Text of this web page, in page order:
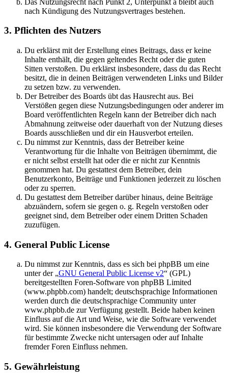
nach Kündigung des Nutzungsvertrages bestehen.
3. Pflichten des Nutzers
Du erklärst mit der Erstellung eines Beitrags, dass er keine
Inhalte enthält, die gegen geltendes Recht oder die guten
Sitten verstoßen. Du erklärst insbesondere, dass du das Recht
besitzt, die in deinen Beiträgen verwendeten Links und Bilder
zu setzen bzw. zu verwenden.
Der Betreiber des Boards übt das Hausrecht aus. Bei
Verstößen gegen diese Nutzungsbedingungen oder anderer im
Board veröffentlichten Regeln kann der Betreiber dich nach
Abmahnung zeitweise oder dauerhaft von der Nutzung dieses
Boards ausschließen und dir ein Hausverbot erteilen.
Du nimmst zur Kenntnis, dass der Betreiber keine
Verantwortung für die Inhalte von Beiträgen übernimmt, die
er nicht selbst erstellt hat oder die er nicht zur Kenntnis
genommen hat. Du gestattest dem Betreiber, dein
Benutzerkonto, Beiträge und Funktionen jederzeit zu löschen
oder zu sperren.
Du gestattest dem Betreiber darüber hinaus, deine Beiträge
abzuändern, sofern sie gegen o. g. Regeln verstoßen oder
geeignet sind, dem Betreiber oder einem Dritten Schaden
zuzufügen.
4. General Public License
Du nimmst zur Kenntnis, dass es sich bei phpBB um eine
unter der „GNU General Public License v2“ (GPL)
bereitgestellten Foren-Software von phpBB Limited
(www.phpbb.com) handelt; deutschsprachige Informationen
werden durch die deutschsprachige Community unter
www.phpbb.de zur Verfügung gestellt. Beide haben keinen
Einfluss auf die Art und Weise, wie die Software verwendet
wird. Sie können insbesondere die Verwendung der Software
für bestimmte Zwecke nicht untersagen oder auf Inhalte
fremder Foren Einfluss nehmen.
5. Gewährleistung